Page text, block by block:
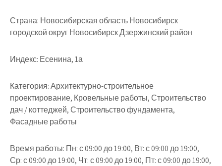
Страна: Новосибирская область Новосибирск
городской округ Новосибирск Дзержинский район
Индекс: Есенина, 1а
Категория: Архитектурно-строительное
проектирование, Кровельные работы, Строительство
дач / коттеджей, Строительство фундамента,
Фасадные работы
Время работы: Пн: с 09:00 до 19:00, Вт: с 09:00 до 19:00,
Ср: с 09:00 до 19:00, Чт: с 09:00 до 19:00, Пт: с 09:00 до 19:00,